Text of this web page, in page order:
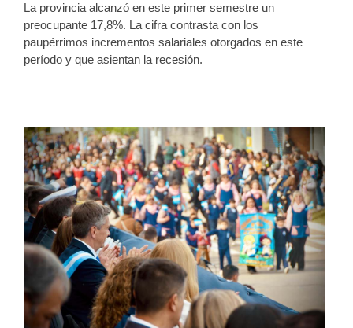
La provincia alcanzó en este primer semestre un
preocupante 17,8%. La cifra contrasta con los
paupérrimos incrementos salariales otorgados en este
período y que asientan la recesión.